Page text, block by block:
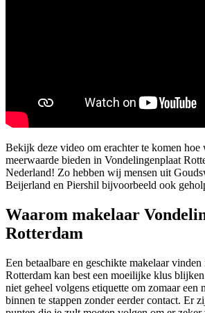
Bekijk deze video om erachter te komen hoe
meerwaarde bieden in Vondelingenplaat
Nederland! Zo hebben wij mensen uit
Beijerland en Piershil bijvoorbeeld ook
Waarom makelaar
Rotterdam
Een betaalbare en geschikte makelaar
Rotterdam kan best een moeilijke klus
niet geheel volgens etiquette om zomaar een
binnen te stappen zonder eerder contact. Er